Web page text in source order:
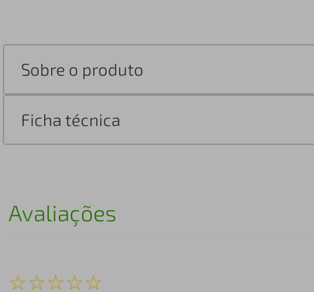
Sobre o produto
Ficha técnica
Avaliações
☆☆☆☆☆